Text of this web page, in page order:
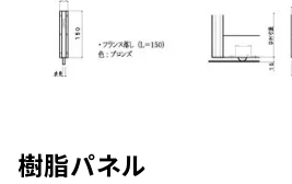
樹脂パネル